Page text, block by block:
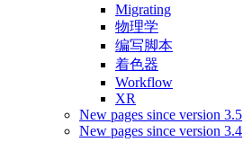
Migrating
物理学
编写脚本
着色器
Workflow
XR
New pages since version 3.5
New pages since version 3.4